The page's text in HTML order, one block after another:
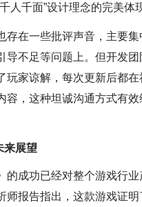
人千面”设计理念的完美体
存在一些批评声音，主要集
导不足等问题上。但开发团
玩家谅解，每次更新后都
容，这种坦诚沟通方式有
来展望
的成功已经对整个游戏行
师报告指出，这款游戏证